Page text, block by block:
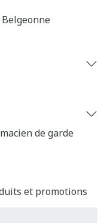
de garde
et promotions